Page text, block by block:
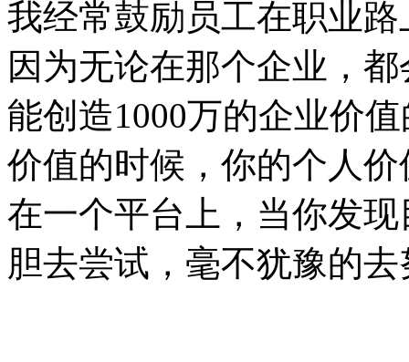
我经常鼓励员工在职业
因为无论在那个企业，
能创造1000万的企业价
价值的时候，你的个人
在一个平台上，当你发
胆去尝试，毫不犹豫的